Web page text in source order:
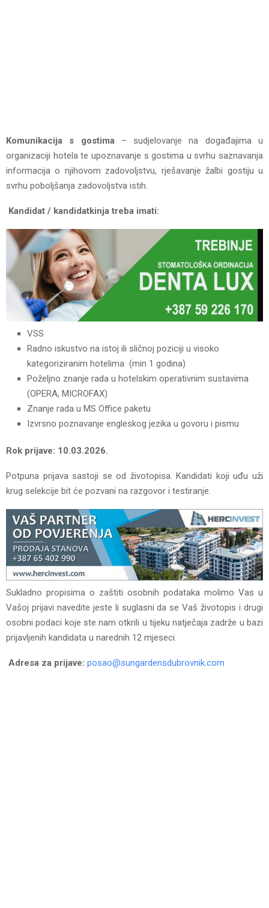
Komunikacija s gostima– sudjelovanje na događajima u
organizaciji hotela te upoznavanje s gostima u svrhu saznavanja
informacija o njihovom zadovoljstvu, rješavanje žalbi gostiju u
svrhu poboljšanja zadovoljstva istih.
Kandidat / kandidatkinja treba imati:
VSS
Radno iskustvo na istoj ili sličnoj poziciji u visoko
kategoriziranim hotelima (min 1 godina)
Poželjno znanje rada u hotelskim operativnim sustavima
(OPERA, MICROFAX)
Znanje rada u MS Office paketu
Izvrsno poznavanje engleskog jezika u govoru i pismu
Rok prijave: 10.03.2026.
Potpuna prijava sastoji se od životopisa. Kandidati koji uđu uži
krug selekcije bit će pozvani na razgovor i testiranje.
Sukladno propisima o zaštiti osobnih podataka molimo Vas u
Vašoj prijavi navedite jeste li suglasni da se Vaš životopis i drugi
osobni podaci koje ste nam otkrili u tijeku natječaja zadrže u bazi
prijavljenih kandidata u narednih 12 mjeseci.
Adresa za prijave: posao@sungardensdubrovnik.com